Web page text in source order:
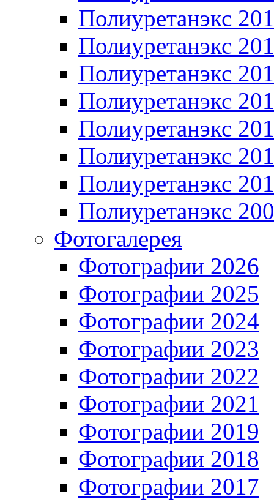
Полиуретанэкс
Полиуретанэкс
Полиуретанэкс
Полиуретанэкс
Полиуретанэкс
Полиуретанэкс
Полиуретанэкс
Полиуретанэкс
Фотогалерея
Фотографии 2026
Фотографии 2025
Фотографии 2024
Фотографии 2023
Фотографии 2022
Фотографии 2021
Фотографии 2019
Фотографии 2018
Фотографии 2017